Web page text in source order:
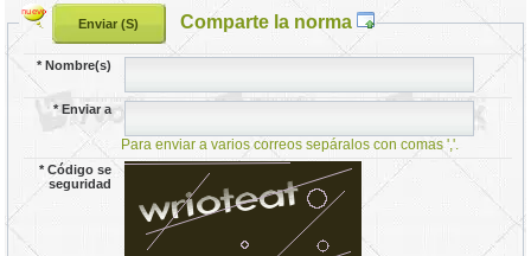
Comparte la norma
*Nombre(s)
*Enviar a
Para enviar a varios correos sepáralos con comas ','.
*Código se
seguridad